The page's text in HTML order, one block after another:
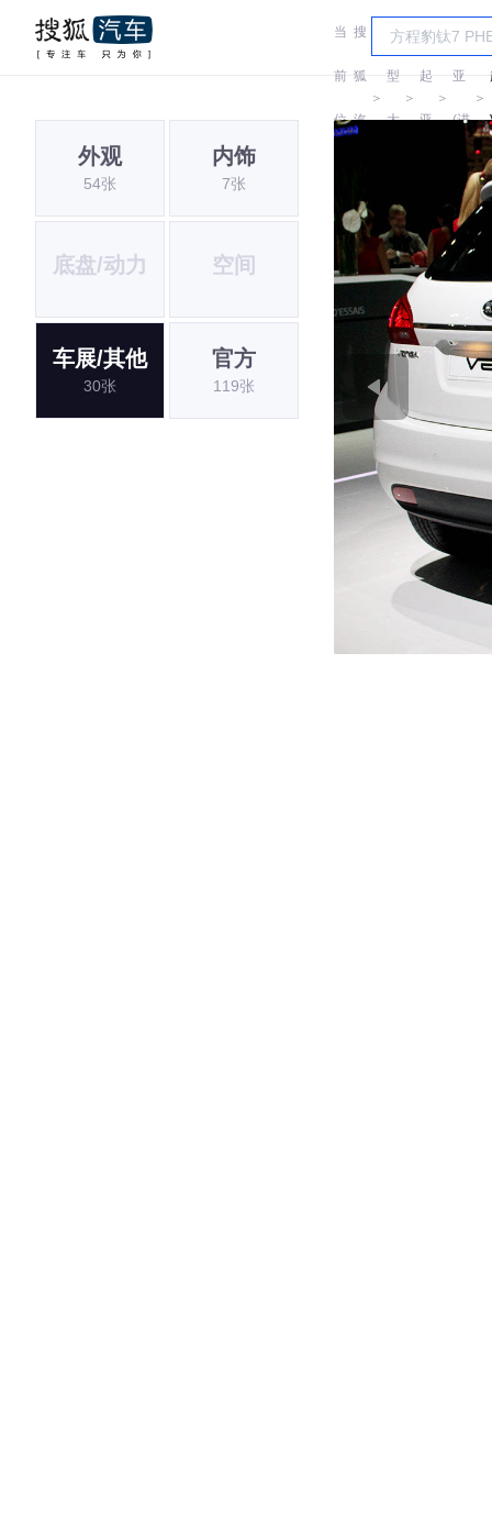
当
前
位
搜
狐
汽
＞
车
型
大
＞
起
亚
＞
起
亚
(进
口)
＞
外观
54张
内饰
7张
底盘/动力 空间
车展/其他
30张
官方
119张